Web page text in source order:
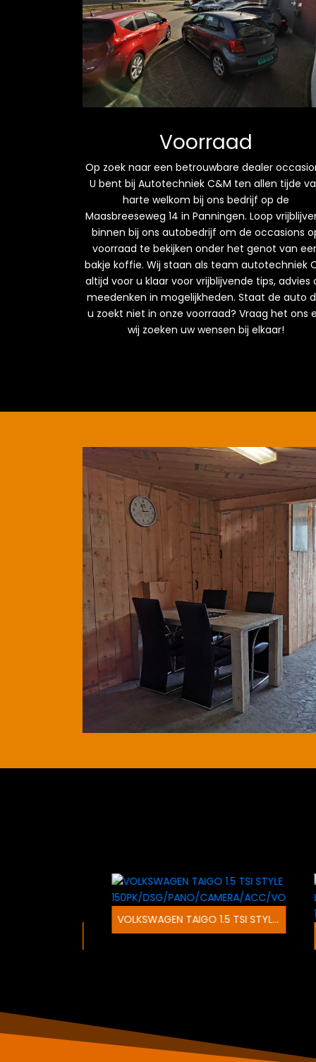
Voorraad
Op zoek naar een betrouwbare dealer
U bent bij Autotechniek C&M ten allen tijde
harte welkom bij ons bedrijf op de
Maasbreeseweg 14 in Panningen. Loop
binnen bij ons autobedrijf om de occasions
voorraad te bekijken onder het genot van
bakje koffie. Wij staan als team autotechniek
altijd voor u klaar voor vrijblijvende tips, advies
meedenken in mogelijkheden. Staat de auto
u zoekt niet in onze voorraad? Vraag het ons
wij zoeken uw wensen bij elkaar!
VOLKSWAGEN TAIGO 1.5 TSI STYLE 150PK/DSG/PANO/CAMERA/ACC/VOL